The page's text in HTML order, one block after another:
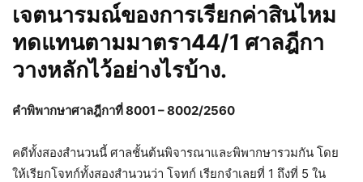
เจตนารมณ์ของการเรียกค่าสินไหม
ทดแทนตามมาตรา44/1 ศาลฎีกา
วางหลักไว้อย่างไรบ้าง.
คำพิพากษาศาลฎีกาที่ 8001 – 8002/2560
คดีทั้งสองสำนวนนี้ ศาลชั้นต้นพิจารณาและพิพากษารวมกัน โดย
ให้เรียกโจทก์ทั้งสองสำนวนว่า โจทก์ เรียกจำเลยที่ 1 ถึงที่ 5 ใน